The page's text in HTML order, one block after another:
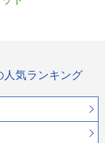
人気ランキング